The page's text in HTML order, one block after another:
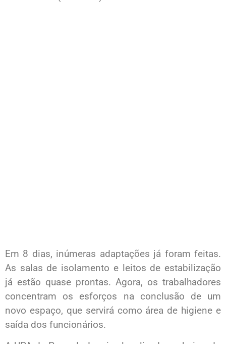
Em 8 dias, inúmeras adaptações já foram feitas.
As salas de isolamento e leitos de estabilização
já estão quase prontas. Agora, os trabalhadores
concentram os esforços na conclusão de um
novo espaço, que servirá como área de higiene e
saída dos funcionários.